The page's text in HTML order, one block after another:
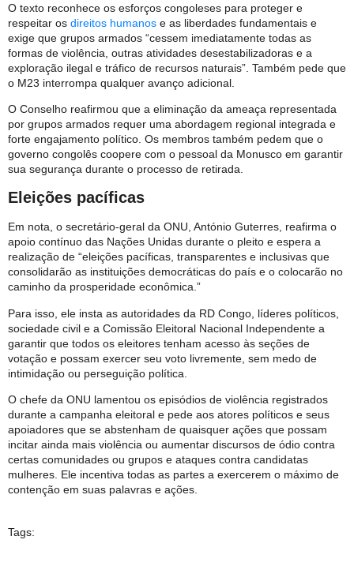
O texto reconhece os esforços congoleses para proteger e
respeitar os direitos humanos e as liberdades fundamentais e
exige que grupos armados “cessem imediatamente todas as
formas de violência, outras atividades desestabilizadoras e a
exploração ilegal e tráfico de recursos naturais”. Também pede que
o M23 interrompa qualquer avanço adicional.
O Conselho reafirmou que a eliminação da ameaça representada
por grupos armados requer uma abordagem regional integrada e
forte engajamento político. Os membros também pedem que o
governo congolês coopere com o pessoal da Monusco em garantir
sua segurança durante o processo de retirada.
Eleições pacíficas
Em nota, o secretário-geral da ONU, António Guterres, reafirma o
apoio contínuo das Nações Unidas durante o pleito e espera a
realização de “eleições pacíficas, transparentes e inclusivas que
consolidarão as instituições democráticas do país e o colocarão no
caminho da prosperidade econômica.”
Para isso, ele insta as autoridades da RD Congo, líderes políticos,
sociedade civil e a Comissão Eleitoral Nacional Independente a
garantir que todos os eleitores tenham acesso às seções de
votação e possam exercer seu voto livremente, sem medo de
intimidação ou perseguição política.
O chefe da ONU lamentou os episódios de violência registrados
durante a campanha eleitoral e pede aos atores políticos e seus
apoiadores que se abstenham de quaisquer ações que possam
incitar ainda mais violência ou aumentar discursos de ódio contra
certas comunidades ou grupos e ataques contra candidatas
mulheres. Ele incentiva todas as partes a exercerem o máximo de
contenção em suas palavras e ações.
Tags: